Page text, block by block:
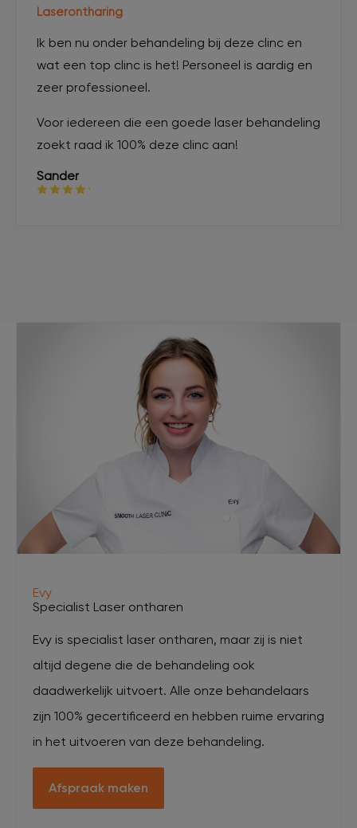
Laserontharing
Ik ben nu onder behandeling bij deze clinc en
wat een top clinc is het! Personeel is aardig en
zeer professioneel.
Voor iedereen die een goede laser behandeling
zoekt raad ik 100% deze clinc aan!
Sander
Evy
Specialist Laser ontharen
Evy is specialist laser ontharen, maar zij is niet
altijd degene die de behandeling ook
daadwerkelijk uitvoert. Alle onze behandelaars
zijn 100% gecertificeerd en hebben ruime ervaring
in het uitvoeren van deze behandeling.
Afspraak maken